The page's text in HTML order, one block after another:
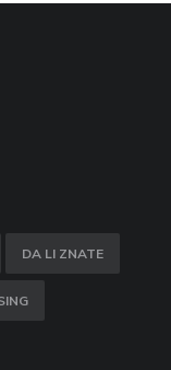
DA LI ZNATE